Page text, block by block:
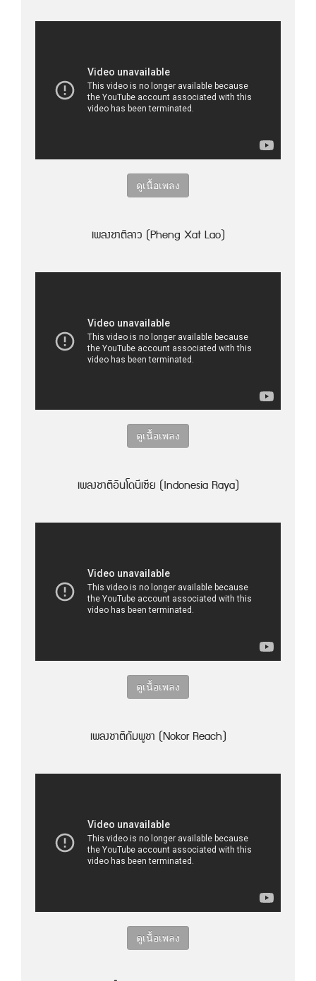
ดูเนื้อเพลง
เพลงชาติลาว (Pheng Xat Lao)
ดูเนื้อเพลง
เพลงชาติอินโดนีเซีย (Indonesia Raya)
ดูเนื้อเพลง
เพลงชาติกัมพูชา (Nokor Reach)
ดูเนื้อเพลง